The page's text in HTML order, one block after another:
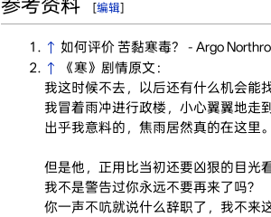
[编辑]
↑ 如何评价 苦黏寒毒？ - Argo
↑
《寒》剧情原文：
我这时候不去，以后还有什么机会能
我冒着雨冲进行政楼，小心翼翼地走
出乎我意料的，焦雨居然真的在这里。
但是他，正用比当初还要凶狠的目光
我不是警告过你永远不要再来了吗?
你一声不吭就说什么辞职了，我不来